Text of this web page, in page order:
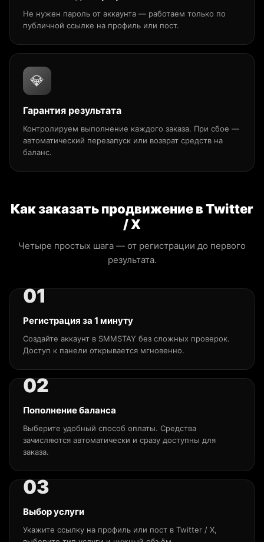
Не нужен пароль от аккаунта — работаем только по
публичной ссылке на профиль или пост.
💎
Гарантия результата
Контролируем выполнение каждого заказа. При сбое —
автоматический перезапуск или возврат средств на
баланс.
Как заказать продвижение в Twitter
/ X
Четыре простых шага — от регистрации до первого
результата.
Регистрация за 1 минуту
Создайте аккаунт в SMMSTAY без сложных проверок.
Доступ к панели открывается мгновенно.
Пополнение баланса
Выберите удобный способ оплаты. Средства
зачисляются автоматически и сразу доступны для
заказа.
Выбор услуги
Укажите ссылку на профиль или пост в Twitter / X,